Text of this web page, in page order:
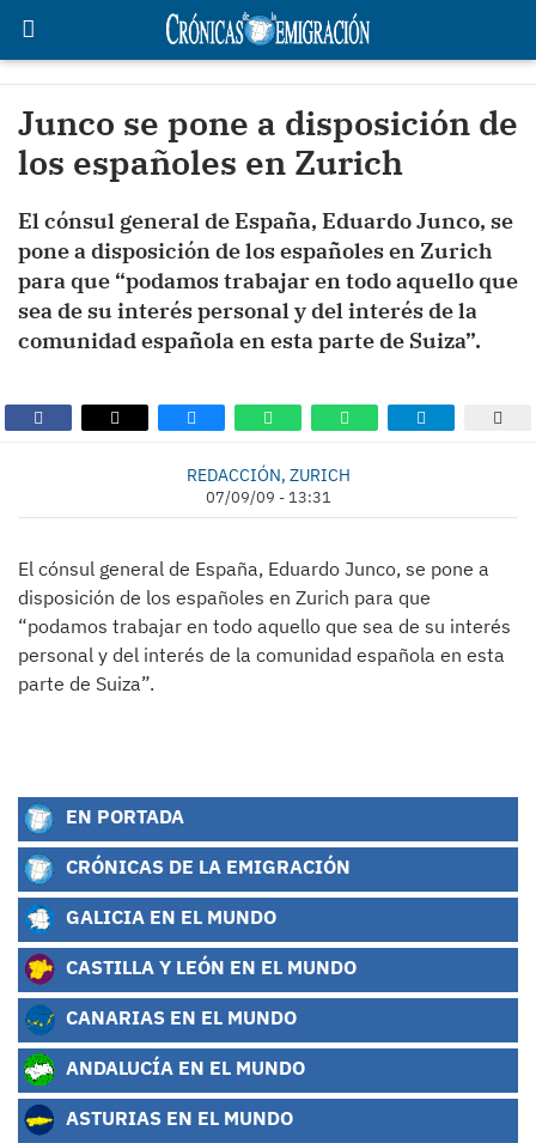
Junco se pone a disposición de
los españoles en Zurich
El cónsul general de España, Eduardo Junco, se
pone a disposición de los españoles en Zurich
para que “podamos trabajar en todo aquello que
sea de su interés personal y del interés de la
comunidad española en esta parte de Suiza”.
REDACCIÓN, ZURICH
07/09/09 - 13:31
El cónsul general de España, Eduardo Junco, se pone a
disposición de los españoles en Zurich para que
“podamos trabajar en todo aquello que sea de su interés
personal y del interés de la comunidad española en esta
parte de Suiza”.
EN PORTADA
CRÓNICAS DE LA EMIGRACIÓN
GALICIA EN EL MUNDO
CASTILLA Y LEÓN EN EL MUNDO
CANARIAS EN EL MUNDO
ANDALUCÍA EN EL MUNDO
ASTURIAS EN EL MUNDO